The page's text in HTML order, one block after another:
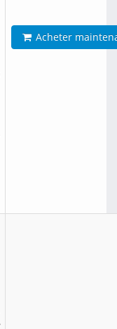
Acheter